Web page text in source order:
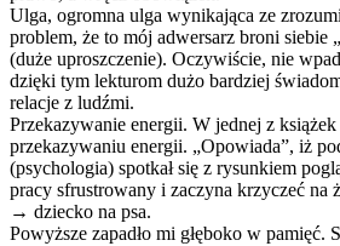
Ulga, ogromna ulga wynikająca ze
problem, że to mój adwersarz broni siebie
(duże uproszczenie). Oczywiście, nie
dzięki tym lekturom dużo bardziej
relacje z ludźmi.
Przekazywanie energii. W jednej z książek
przekazywaniu energii. „Opowiada”, iż
(psychologia) spotkał się z rysunkiem
pracy sfrustrowany i zaczyna krzyczeć na
→ dziecko na psa.
Powyższe zapadło mi głęboko w pamięć.